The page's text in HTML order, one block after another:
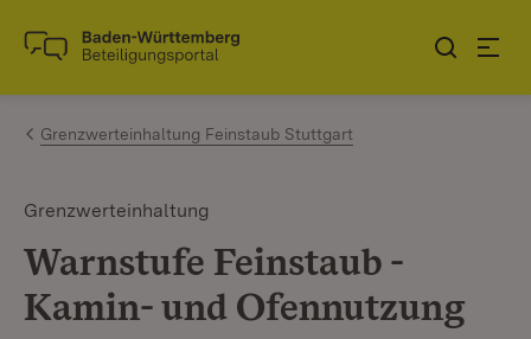
Zum Inhalt springen
Link zur Startseite
Grenzwerteinhaltung Feinstaub Stuttgart
Grenzwerteinhaltung
Warnstufe Feinstaub -
Kamin- und Ofennutzung